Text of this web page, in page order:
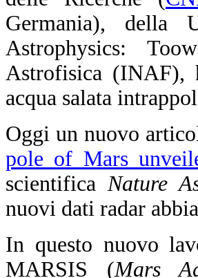
Germania), della
Astrophysics:
Astrofisica (INAF),
acqua salata
Oggi un nuovo
pole of Mars
scientifica Nature
nuovi dati radar
In questo nuovo
MARSIS (Mars